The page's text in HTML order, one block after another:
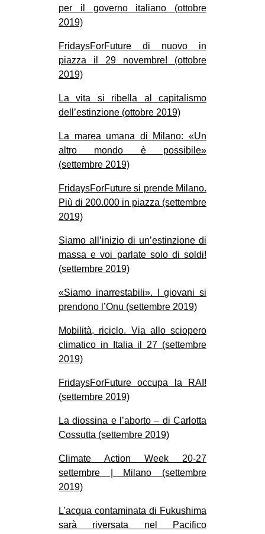
per il governo italiano (ottobre
2019)
FridaysForFuture di nuovo in
piazza il 29 novembre! (ottobre
2019)
La vita si ribella al capitalismo
dell’estinzione (ottobre 2019)
La marea umana di Milano: «Un
altro mondo è possibile»
(settembre 2019)
FridaysForFuture si prende Milano.
Più di 200.000 in piazza (settembre
2019)
Siamo all’inizio di un’estinzione di
massa e voi parlate solo di soldi!
(settembre 2019)
«Siamo inarrestabili». I giovani si
prendono l’Onu (settembre 2019)
Mobilità, riciclo. Via allo sciopero
climatico in Italia il 27 (settembre
2019)
FridaysForFuture occupa la RAI!
(settembre 2019)
La diossina e l’aborto – di Carlotta
Cossutta (settembre 2019)
Climate Action Week 20-27
settembre | Milano (settembre
2019)
L’acqua contaminata di Fukushima
sarà riversata nel Pacifico